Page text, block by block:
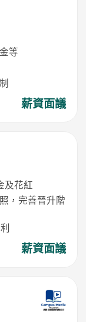
等
薪資面議
及花紅
，完善晉升階
薪資面議